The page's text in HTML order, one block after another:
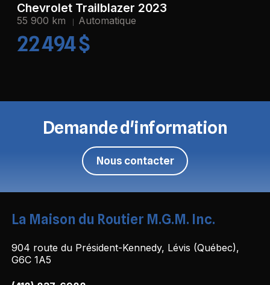
Chevrolet Trailblazer 2023
55 900 km Automatique
22 494 $
Demande d'information
Nous contacter
La Maison du Routier M.G.M. Inc.
904 route du Président-Kennedy, Lévis (Québec),
G6C 1A5